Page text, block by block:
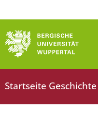
Startseite Geschichte